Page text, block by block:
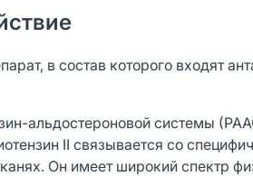
в состав которого входят
альдостероновой системы
II связывается со
Он имеет широкий спектр